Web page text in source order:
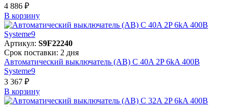
4 886 ₽
В корзинy
Артикул: S9F22240
Срок поставки: 2 дня
Автоматический выключатель (АВ) C 40A 2P 6kA 400В
Systeme9
3 367 ₽
В корзинy